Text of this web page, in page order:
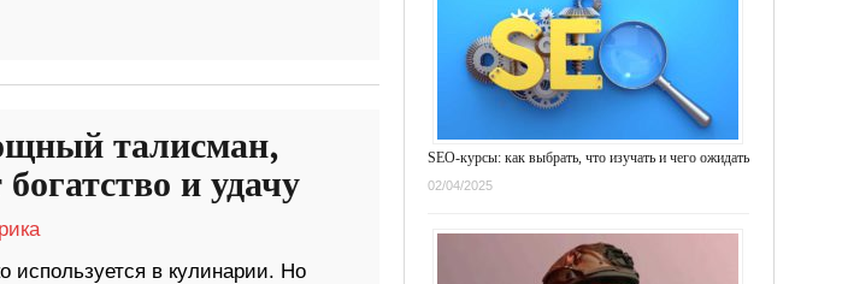
талисман,
и удачу
используется в кулинарии. Но
SEO-курсы: как выбрать, что изучать и чего ожидать
02/04/2025